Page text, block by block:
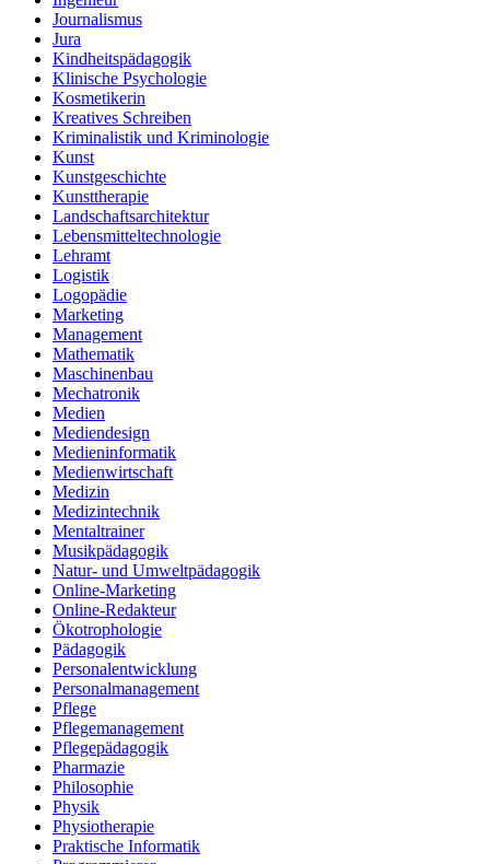
Journalismus
Jura
Kindheitspädagogik
Klinische Psychologie
Kosmetikerin
Kreatives Schreiben
Kriminalistik und Kriminologie
Kunst
Kunstgeschichte
Kunsttherapie
Landschaftsarchitektur
Lebensmitteltechnologie
Lehramt
Logistik
Logopädie
Marketing
Management
Mathematik
Maschinenbau
Mechatronik
Medien
Mediendesign
Medieninformatik
Medienwirtschaft
Medizin
Medizintechnik
Mentaltrainer
Musikpädagogik
Natur- und Umweltpädagogik
Online-Marketing
Online-Redakteur
Ökotrophologie
Pädagogik
Personalentwicklung
Personalmanagement
Pflege
Pflegemanagement
Pflegepädagogik
Pharmazie
Philosophie
Physik
Physiotherapie
Praktische Informatik